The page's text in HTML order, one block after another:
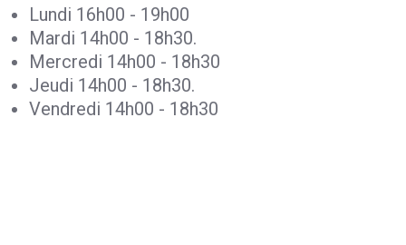
Lundi 16h00 - 19h00
Mardi 14h00 - 18h30.
Mercredi 14h00 - 18h30
Jeudi 14h00 - 18h30.
Vendredi 14h00 - 18h30